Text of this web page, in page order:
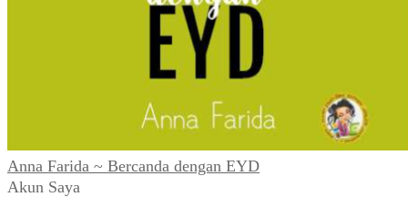
Anna Farida ~ Bercanda dengan EYD
Akun Saya